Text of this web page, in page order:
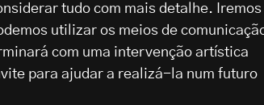
tudo com mais detalhe. Iremos
utilizar os meios de
com uma intervenção artística
para ajudar a realizá-la num futuro